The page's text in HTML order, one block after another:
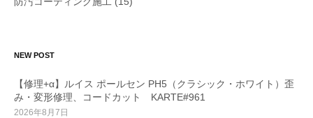
NEW POST
【修理+α】ルイス ポールセン PH5（クラシック・ホワイト）歪
み・変形修理、コードカット KARTE#961
2026年8月7日